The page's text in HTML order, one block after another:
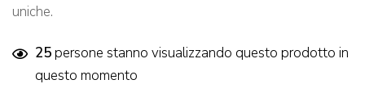
uniche.
25persone stanno visualizzando questo prodotto in
questo momento